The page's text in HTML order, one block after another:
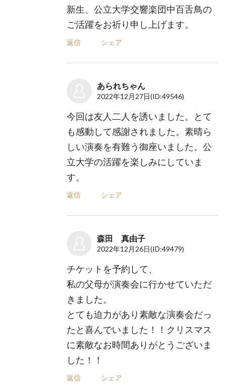
新生、公立大学交響楽団中百舌鳥の
ご活躍をお祈り申し上げます。
返信 シェア
あられちゃん
2022年12月27日(ID:49546)
今回は友人二人を誘いました。とて
も感動して感謝されました。素晴ら
しい演奏を有難う御座いました。公
立大学の活躍を楽しみにしていま
す。
返信 シェア
森田 真由子
2022年12月26日(ID:49479)
チケットを予約して、
私の父母が演奏会に行かせていただ
きました。
とても迫力があり素敵な演奏会だっ
たと喜んでいました！！クリスマス
に素敵なお時間ありがとうございま
した！！
返信 シェア